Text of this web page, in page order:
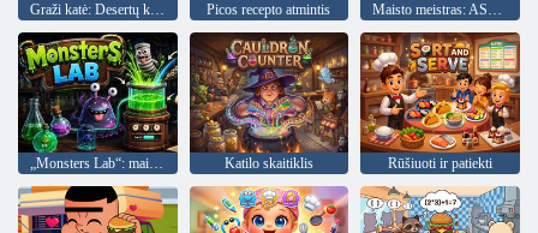
Graži katė: Desertų kepykla Picos recepto atmintis Maisto meistras: ASMR Cook & Relax
Katilo skaitiklis Rūšiuoti ir patiekti